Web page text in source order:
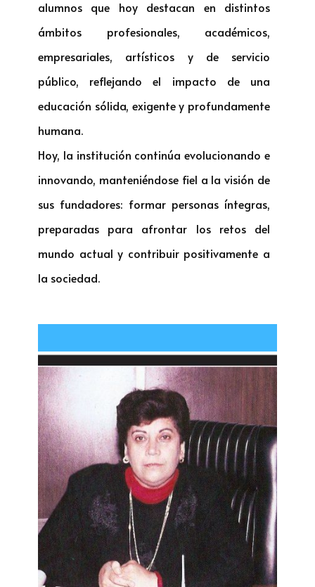
alumnos que hoy destacan en distintos
ámbitos profesionales, académicos,
empresariales, artísticos y de servicio
público, reflejando el impacto de una
educación sólida, exigente y profundamente
humana.
Hoy, la institución continúa evolucionando e
innovando, manteniéndose fiel a la visión de
sus fundadores: formar personas íntegras,
preparadas para afrontar los retos del
mundo actual y contribuir positivamente a
la sociedad.